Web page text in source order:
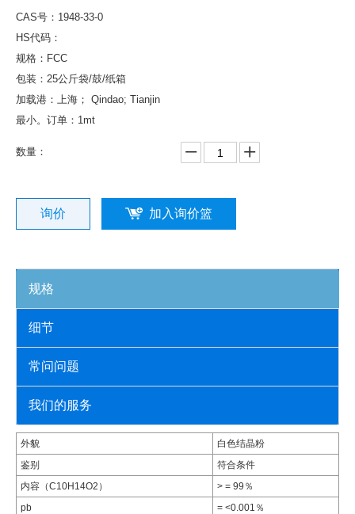
CAS号：1948-33-0
HS代码：
规格：FCC
包装：25公斤袋/鼓/纸箱
加载港：上海； Qindao; Tianjin
最小。订单：1mt
数量：
询价 加入询价篮
规格
细节
常问问题
我们的服务
外貌
白色结晶粉
鉴别
符合条件
内容（C10H14O2）
> = 99％
pb
= <0.001％